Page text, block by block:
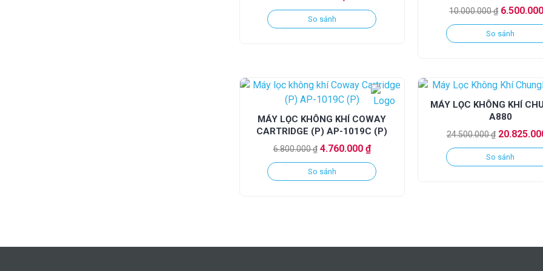
So sánh
10.000.000₫ Giá
gốc
là:
So sánh
MÁY LỌC KHÔNG KHÍ COWAY
CARTRIDGE (P) AP-1019C (P)
6.800.000₫ Giá
gốc
là:
4.760.000 ₫Giá
hiện
tại
So sánh
MÁY LỌC KHÔNG KHÍ
A880
24.500.000₫ Giá
gốc
là:
So sánh